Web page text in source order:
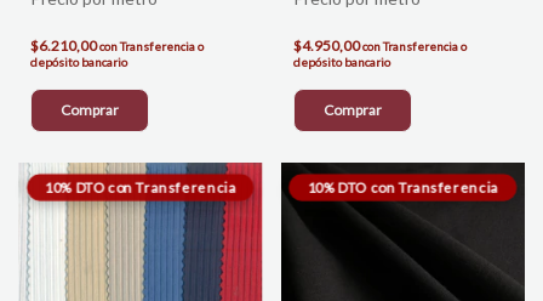
$6.210,00conTransferencia o
depósito bancario
Comprar
$4.950,00conTransferencia o
depósito bancario
Comprar